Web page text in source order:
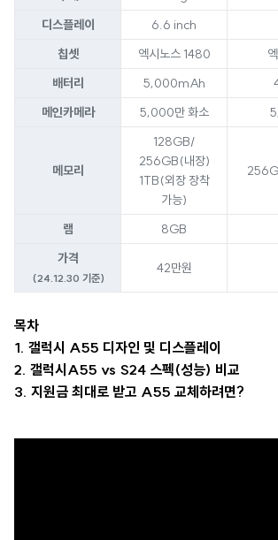
디스플레이
6.6 inch
칩셋
엑시노스 1480
배터리
5,000mAh
메인카메라
5,000만 화소
메모리
128GB/
256GB(내장)
1TB(외장 장착
가능)
램 8GB
가격
(24.12.30 기준)
42만원
목차
1. 갤럭시 A55 디자인 및 디스플레이
2. 갤럭시A55 vs S24 스펙(성능) 비교
3. 지원금 최대로 받고 A55 교체하려면?